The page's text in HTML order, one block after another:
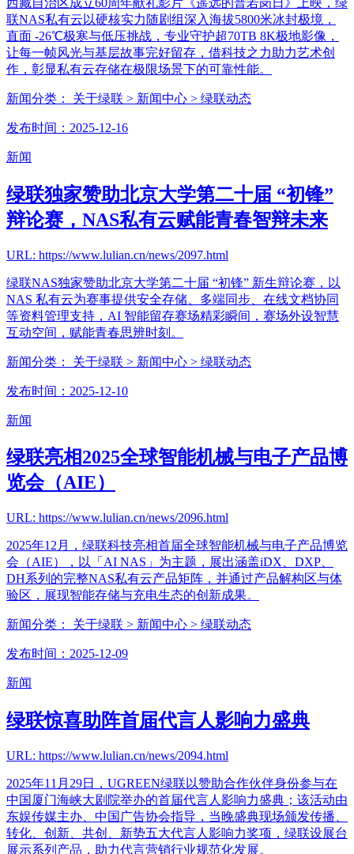
联NAS私有云以硬核实力随剧组深入海拔5800米冰封极境，
直面 -26℃极寒与低压挑战，专业守护超70TB 8K极地影像，
让每一帧风光与基层故事完好留存，借科技之力助力艺术创
作，彰显私有云存储在极限场景下的可靠性能。
新闻分类： 关于绿联 > 新闻中心 > 绿联动态
发布时间：2025-12-16
新闻
绿联独家赞助北京大学第二十届 “初锋”
辩论赛，NAS私有云赋能青春智辩未来
URL: https://www.lulian.cn/news/2097.html
绿联NAS独家赞助北京大学第二十届 “初锋” 新生辩论赛，以
NAS 私有云为赛事提供安全存储、多端同步、在线文档协同
等资料管理支持，AI 智能留存赛场精彩瞬间，赛场外设智慧
互动空间，赋能青春思辨时刻。
新闻分类： 关于绿联 > 新闻中心 > 绿联动态
发布时间：2025-12-10
新闻
绿联亮相2025全球智能机械与电子产品博
览会（AIE）
URL: https://www.lulian.cn/news/2096.html
2025年12月，绿联科技亮相首届全球智能机械与电子产品博览
会（AIE），以「AI NAS」为主题，展出涵盖iDX、DXP、
DH系列的完整NAS私有云产品矩阵，并通过产品解构区与体
验区，展现智能存储与充电生态的创新成果。
新闻分类： 关于绿联 > 新闻中心 > 绿联动态
发布时间：2025-12-09
新闻
绿联惊喜助阵首届代言人影响力盛典
URL: https://www.lulian.cn/news/2094.html
2025年11月29日，UGREEN绿联以赞助合作伙伴身份参与在
中国厦门海峡大剧院举办的首届代言人影响力盛典；该活动由
东娱传媒主办、中国广告协会指导，当晚盛典现场颁发传播、
转化、创新、共创、新势五大代言人影响力奖项，绿联设展台
展示系列产品，助力代言营销行业规范化发展。